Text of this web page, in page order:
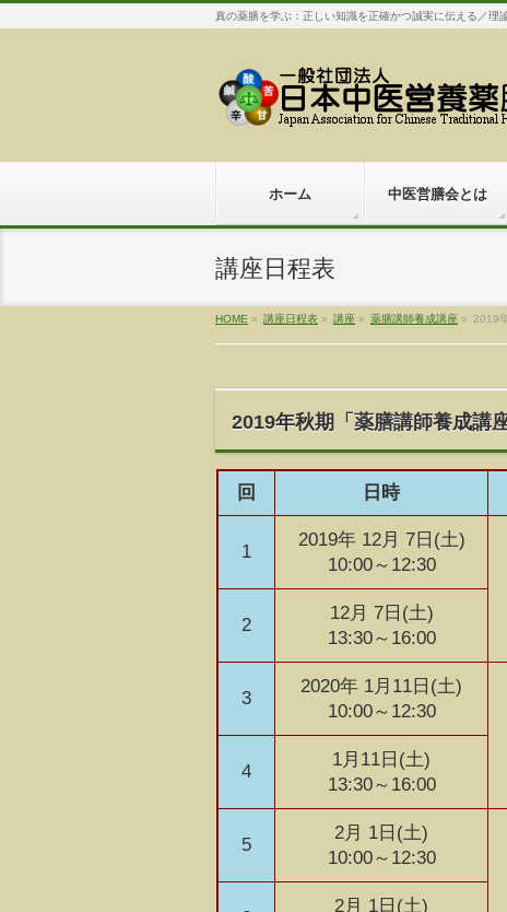
真の薬膳を学ぶ：正しい知識を正確かつ誠実に伝える／理
ホーム 中医営膳会とは
講座日程表
HOME » 講座日程表 » 講座 » 薬膳講師養成講座 » 2019
2019年秋期「薬膳講師養成講
回 日時
1
2019年 12月 7日(土)
10:00～12:30
2
12月 7日(土)
13:30～16:00
3
2020年 1月11日(土)
10:00～12:30
4
1月11日(土)
13:30～16:00
5
2月 1日(土)
10:00～12:30
2月 1日(土)